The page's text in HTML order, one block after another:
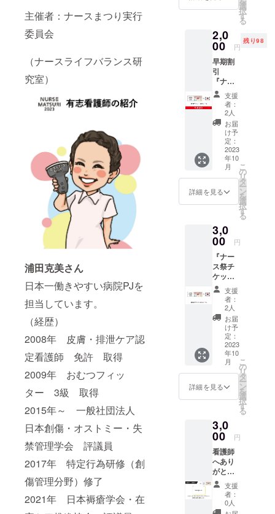
主催者：ナースまつり実行
委員会
（ナースライフバランス研
究室）
浦田克美さん
日本一働きやすい病院PJを
担当しています。
（経歴）
2008年 皮膚・排泄ケア認
定看護師 免許 取得
2009年 おむつフィッ
ター 3級 取得
2015年～ 一般社団法人
日本創傷・オストミー・失
禁管理学会 評議員
2017年 特定行為研修（創
傷管理分野）修了
2021年 日本褥瘡学会・在
くださ
ナース
祭：
2023年
10月14
日(土)
15日
(日)、参
加チ
ケット1
枚で両
日参加
いただ
けま
す。メ
イン会
場：サ
ンライ
ズビル
東京
リーン
ホール
2F 第
２会
場：
Studio
C
いただ
イン会
場：サ
ンライ
ズビル
東京
ザ・グ
リーン
ホール
2F 第
２会
場：
Studio
名様と
なりま
ケット
は「看
護学
生・看
護学生
さん＋
看護学
生・看
護学生
さん」
の組み
合わせ
でも
「看護
学生・
看護学
生さん
の組み
合わせ
でも利
用でき
ます。
本イベ
ントは
看護
師・看
護学生
さんが
ご家族
や知
人・友
人の方
とも一
緒に楽
す。 受
付で
CAMPF
IRE支援
画面を
見せて
くださ
い。
（ペア
選
択
す
る
2,0
00 円
残り98
早期割
引
『ナー
ス祭チ
ケッ
ト』1名
様+ 感
謝の気
持ちを
込めた
お礼
メール
を送り
ます。
※受付で
CAMPF
画面を
見せて
くださ
い。 ※
ナース
祭：
2023年
10月14
日(土)
15日
(日)メイ
ン会
場：サ
ンライ
ズビル
東京
ザ・グ
２会
場：
Studio
C ※キャ
ンプ
ファイ
アの
メッ
セージ
支援
者：
2人
お届
け予
定：
2023
年10
月
詳細を見る
こ
の
リ
タ
ー
ン
を
選
択
す
る
3,0
00 円
『ナー
ス祭チ
ケッ
ト』1名
様+ 感
謝の気
持ちを
込めた
お礼
メール
を送り
ます。
※受付で
CAMPF
IRE支援
画面を
くださ
い。 ※
ナース
祭：
2023年
10月14
日(土)
15日
(日)メイ
ン会
支援
者：
2人
お届
け予
定：
2023
年10
月
詳細を見る
こ
の
リ
タ
ー
ン
を
選
択
す
る
3,0
00 円
看護師
へあり
がとう
メッ
セージ
を届け
られる
支援
者：
0人